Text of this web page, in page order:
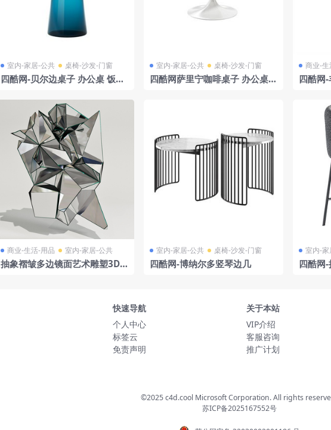
室内-家居-公共 桌椅-沙发-门窗
四酷网-贝尔边桌子 办公桌 饭桌
n
室内-家居-公共 桌椅-沙发-门窗
四酷网萨里宁咖啡桌子 办公桌
商业-生
四酷网
商业-生活-用品 室内-家居-公共
抽象褶皱多边镜面艺术雕塑3D
室内-家居-公共 桌椅-沙发-门窗
四酷网-博纳尔多竖琴边几
室内-
四酷网
快速导航
个人中心
标签云
免责声明
关于本站
VIP介绍
客服咨询
推广计划
©2025 c4d.cool Microsoft Corporation. All rights
苏ICP备2025167552号